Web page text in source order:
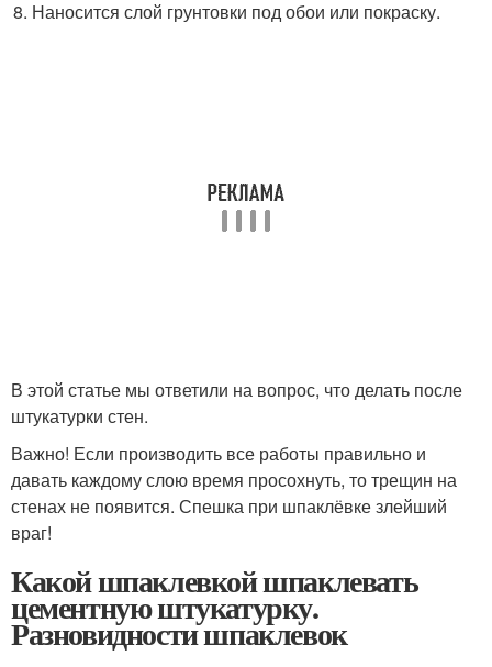
Наносится слой грунтовки под обои или покраску.
В этой статье мы ответили на вопрос, что делать после
штукатурки стен.
Важно! Если производить все работы правильно и
давать каждому слою время просохнуть, то трещин на
стенах не появится. Спешка при шпаклёвке злейший
враг!
Какой шпаклевкой шпаклевать
цементную штукатурку.
Разновидности шпаклевок